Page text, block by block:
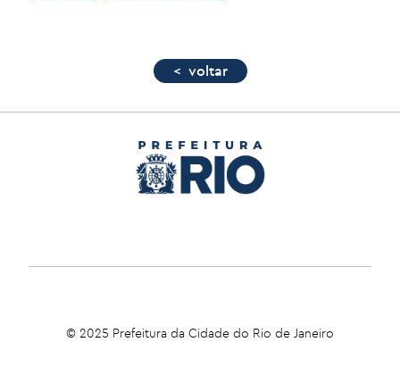
< voltar
© 2025 Prefeitura da Cidade do Rio de Janeiro